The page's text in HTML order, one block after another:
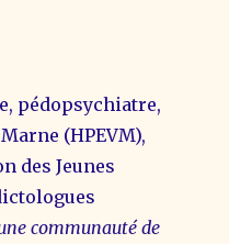
pédopsychiatre,
(HPEVM),
des Jeunes
communauté de